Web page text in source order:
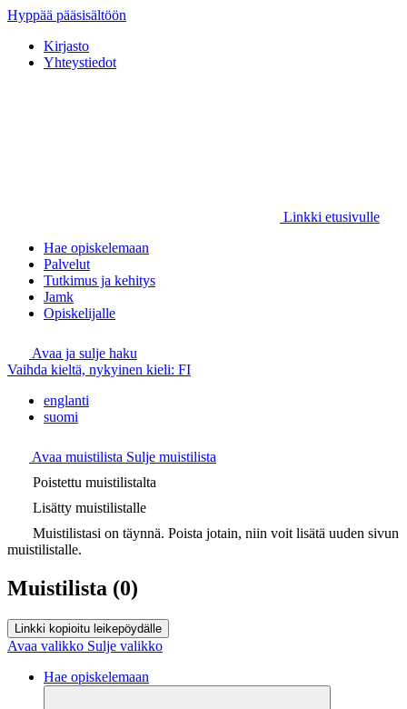
Hyppää pääsisältöön
Kirjasto
Yhteystiedot
Linkki etusivulle
Hae opiskelemaan
Palvelut
Tutkimus ja kehitys
Jamk
Opiskelijalle
Avaa ja sulje haku
Vaihda kieltä, nykyinen kieli: FI
englanti
suomi
Avaa muistilista Sulje muistilista
Poistettu muistilistalta
Lisätty muistilistalle
Muistilistasi on täynnä. Poista jotain, niin voit lisätä uuden sivun
muistilistalle.
Muistilista (0)
Linkki kopioitu leikepöydälle
Avaa valikko Sulje valikko
Hae opiskelemaan